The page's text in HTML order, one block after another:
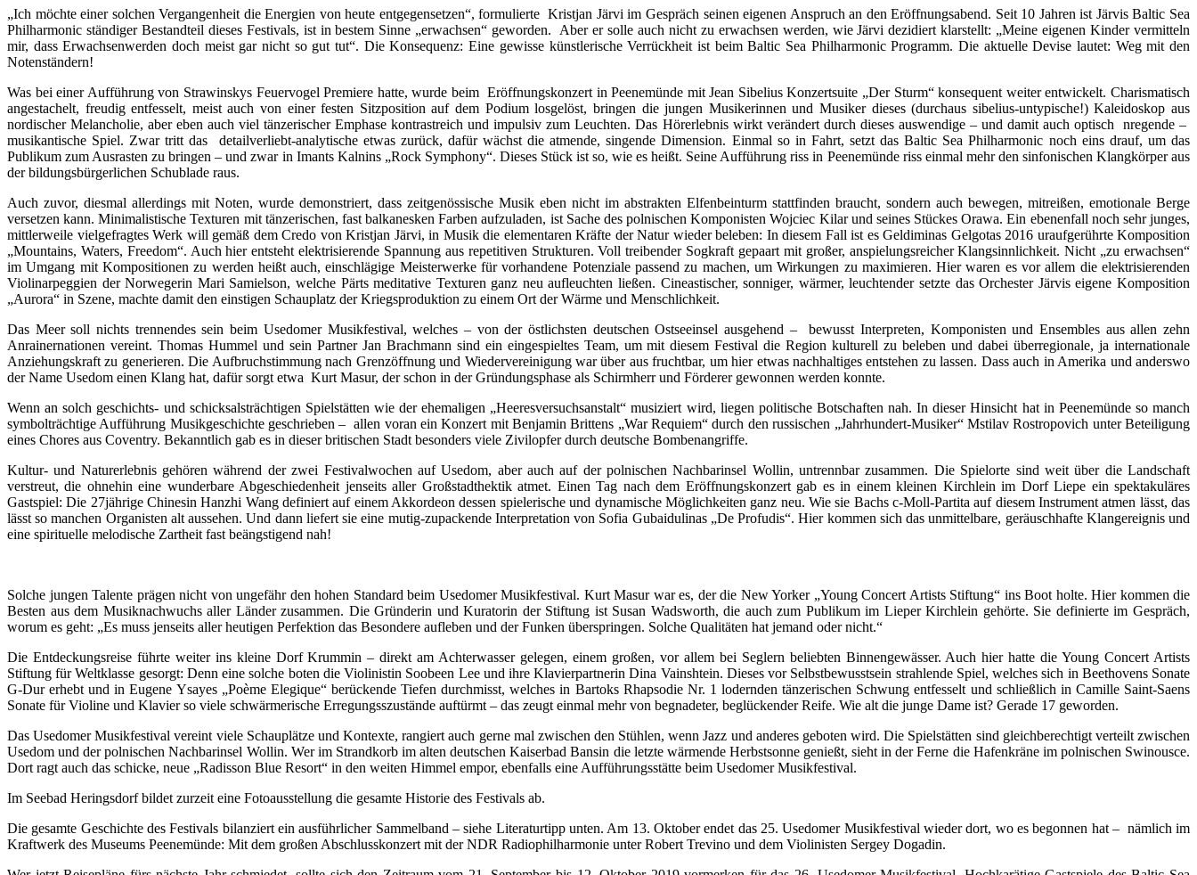
„Ich möchte einer solchen Vergangenheit die Energien von heute entgegensetzen“, formulierte Kristjan Järvi im Gespräch seinen eigenen Anspruch an den Eröffnungsabend. Seit 10 Jahren ist Järvis Baltic Sea
Philharmonic ständiger Bestandteil dieses Festivals, ist in bestem Sinne „erwachsen“ geworden. Aber er solle auch nicht zu erwachsen werden, wie Järvi dezidiert klarstellt: „Meine eigenen Kinder vermitteln
mir, dass Erwachsenwerden doch meist gar nicht so gut tut“. Die Konsequenz: Eine gewisse künstlerische Verrückheit ist beim Baltic Sea Philharmonic Programm. Die aktuelle Devise lautet: Weg mit den
Notenständern!
Was bei einer Aufführung von Strawinskys Feuervogel Premiere hatte, wurde beim Eröffnungskonzert in Peenemünde mit Jean Sibelius Konzertsuite „Der Sturm“ konsequent weiter entwickelt. Charismatisch
angestachelt, freudig entfesselt, meist auch von einer festen Sitzposition auf dem Podium losgelöst, bringen die jungen Musikerinnen und Musiker dieses (durchaus sibelius-untypische!) Kaleidoskop aus
nordischer Melancholie, aber eben auch viel tänzerischer Emphase kontrastreich und impulsiv zum Leuchten. Das Hörerlebnis wirkt verändert durch dieses auswendige – und damit auch optisch nregende –
musikantische Spiel. Zwar tritt das detailverliebt-analytische etwas zurück, dafür wächst die atmende, singende Dimension. Einmal so in Fahrt, setzt das Baltic Sea Philharmonic noch eins drauf, um das
Publikum zum Ausrasten zu bringen – und zwar in Imants Kalnins „Rock Symphony“. Dieses Stück ist so, wie es heißt. Seine Aufführung riss in Peenemünde riss einmal mehr den sinfonischen Klangkörper aus
der bildungsbürgerlichen Schublade raus.
Auch zuvor, diesmal allerdings mit Noten, wurde demonstriert, dass zeitgenössische Musik eben nicht im abstrakten Elfenbeinturm stattfinden braucht, sondern auch bewegen, mitreißen, emotionale Berge
versetzen kann. Minimalistische Texturen mit tänzerischen, fast balkanesken Farben aufzuladen, ist Sache des polnischen Komponisten Wojciec Kilar und seines Stückes Orawa. Ein ebenenfall noch sehr junges,
mittlerweile vielgefragtes Werk will gemäß dem Credo von Kristjan Järvi, in Musik die elementaren Kräfte der Natur wieder beleben: In diesem Fall ist es Geldiminas Gelgotas 2016 uraufgerührte Komposition
„Mountains, Waters, Freedom“. Auch hier entsteht elektrisierende Spannung aus repetitiven Strukturen. Voll treibender Sogkraft gepaart mit großer, anspielungsreicher Klangsinnlichkeit. Nicht „zu erwachsen“
im Umgang mit Kompositionen zu werden heißt auch, einschlägige Meisterwerke für vorhandene Potenziale passend zu machen, um Wirkungen zu maximieren. Hier waren es vor allem die elektrisierenden
Violinarpeggien der Norwegerin Mari Samielson, welche Pärts meditative Texturen ganz neu aufleuchten ließen. Cineastischer, sonniger, wärmer, leuchtender setzte das Orchester Järvis eigene Komposition
„Aurora“ in Szene, machte damit den einstigen Schauplatz der Kriegsproduktion zu einem Ort der Wärme und Menschlichkeit.
Das Meer soll nichts trennendes sein beim Usedomer Musikfestival, welches – von der östlichsten deutschen Ostseeinsel ausgehend – bewusst Interpreten, Komponisten und Ensembles aus allen zehn
Anrainernationen vereint. Thomas Hummel und sein Partner Jan Brachmann sind ein eingespieltes Team, um mit diesem Festival die Region kulturell zu beleben und dabei überregionale, ja internationale
Anziehungskraft zu generieren. Die Aufbruchstimmung nach Grenzöffnung und Wiedervereinigung war über aus fruchtbar, um hier etwas nachhaltiges entstehen zu lassen. Dass auch in Amerika und anderswo
der Name Usedom einen Klang hat, dafür sorgt etwa Kurt Masur, der schon in der Gründungsphase als Schirmherr und Förderer gewonnen werden konnte.
Wenn an solch geschichts- und schicksalsträchtigen Spielstätten wie der ehemaligen „Heeresversuchsanstalt“ musiziert wird, liegen politische Botschaften nah. In dieser Hinsicht hat in Peenemünde so manch
symbolträchtige Aufführung Musikgeschichte geschrieben – allen voran ein Konzert mit Benjamin Brittens „War Requiem“ durch den russischen „Jahrhundert-Musiker“ Mstilav Rostropovich unter Beteiligung
eines Chores aus Coventry. Bekanntlich gab es in dieser britischen Stadt besonders viele Zivilopfer durch deutsche Bombenangriffe.
Kultur- und Naturerlebnis gehören während der zwei Festivalwochen auf Usedom, aber auch auf der polnischen Nachbarinsel Wollin, untrennbar zusammen. Die Spielorte sind weit über die Landschaft
verstreut, die ohnehin eine wunderbare Abgeschiedenheit jenseits aller Großstadthektik atmet. Einen Tag nach dem Eröffnungskonzert gab es in einem kleinen Kirchlein im Dorf Liepe ein spektakuläres
Gastspiel: Die 27jährige Chinesin Hanzhi Wang definiert auf einem Akkordeon dessen spielerische und dynamische Möglichkeiten ganz neu. Wie sie Bachs c-Moll-Partita auf diesem Instrument atmen lässt, das
lässt so manchen Organisten alt aussehen. Und dann liefert sie eine mutig-zupackende Interpretation von Sofia Gubaidulinas „De Profudis“. Hier kommen sich das unmittelbare, geräuschhafte Klangereignis und
eine spirituelle melodische Zartheit fast beängstigend nah!
Solche jungen Talente prägen nicht von ungefähr den hohen Standard beim Usedomer Musikfestival. Kurt Masur war es, der die New Yorker „Young Concert Artists Stiftung“ ins Boot holte. Hier kommen die
Besten aus dem Musiknachwuchs aller Länder zusammen. Die Gründerin und Kuratorin der Stiftung ist Susan Wadsworth, die auch zum Publikum im Lieper Kirchlein gehörte. Sie definierte im Gespräch,
worum es geht: „Es muss jenseits aller heutigen Perfektion das Besondere aufleben und der Funken überspringen. Solche Qualitäten hat jemand oder nicht.“
Die Entdeckungsreise führte weiter ins kleine Dorf Krummin – direkt am Achterwasser gelegen, einem großen, vor allem bei Seglern beliebten Binnengewässer. Auch hier hatte die Young Concert Artists
Stiftung für Weltklasse gesorgt: Denn eine solche boten die Violinistin Soobeen Lee und ihre Klavierpartnerin Dina Vainshtein. Dieses vor Selbstbewusstsein strahlende Spiel, welches sich in Beethovens Sonate
G-Dur erhebt und in Eugene Ysayes „Poème Elegique“ berückende Tiefen durchmisst, welches in Bartoks Rhapsodie Nr. 1 lodernden tänzerischen Schwung entfesselt und schließlich in Camille Saint-Saens
Sonate für Violine und Klavier so viele schwärmerische Erregungsszustände auftürmt – das zeugt einmal mehr von begnadeter, beglückender Reife. Wie alt die junge Dame ist? Gerade 17 geworden.
Das Usedomer Musikfestival vereint viele Schauplätze und Kontexte, rangiert auch gerne mal zwischen den Stühlen, wenn Jazz und anderes geboten wird. Die Spielstätten sind gleichberechtigt verteilt zwischen
Usedom und der polnischen Nachbarinsel Wollin. Wer im Strandkorb im alten deutschen Kaiserbad Bansin die letzte wärmende Herbstsonne genießt, sieht in der Ferne die Hafenkräne im polnischen Swinousce.
Dort ragt auch das schicke, neue „Radisson Blue Resort“ in den weiten Himmel empor, ebenfalls eine Aufführungsstätte beim Usedomer Musikfestival.
Im Seebad Heringsdorf bildet zurzeit eine Fotoausstellung die gesamte Historie des Festivals ab.
Die gesamte Geschichte des Festivals bilanziert ein ausführlicher Sammelband – siehe Literaturtipp unten. Am 13. Oktober endet das 25. Usedomer Musikfestival wieder dort, wo es begonnen hat – nämlich im
Kraftwerk des Museums Peenemünde: Mit dem großen Abschlusskonzert mit der NDR Radiophilharmonie unter Robert Trevino und dem Violinisten Sergey Dogadin.